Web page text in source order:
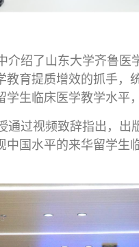
绍了山东大学齐鲁医
育提质增效的抓手
生临床医学教学水平
过视频致辞指出，出
国水平的来华留学生